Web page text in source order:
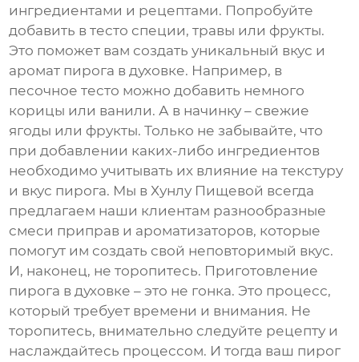
ингредиентами и рецептами. Попробуйте
добавить в тесто специи, травы или фрукты.
Это поможет вам создать уникальный вкус и
аромат пирога в духовке. Например, в
песочное тесто можно добавить немного
корицы или ванили. А в начинку – свежие
ягоды или фрукты. Только не забывайте, что
при добавлении каких-либо ингредиентов
необходимо учитывать их влияние на текстуру
и вкус пирога. Мы в Хунлу Пищевой всегда
предлагаем наши клиентам разнообразные
смеси приправ и ароматизаторов, которые
помогут им создать свой неповторимый вкус.
И, наконец, не торопитесь. Приготовление
пирога в духовке – это не гонка. Это процесс,
который требует времени и внимания. Не
торопитесь, внимательно следуйте рецепту и
наслаждайтесь процессом. И тогда ваш пирог